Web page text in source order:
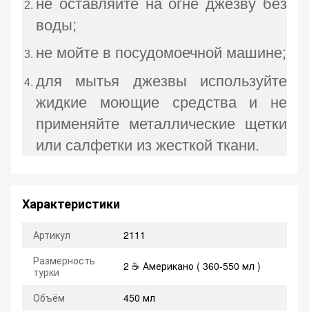
не оставляйте на огне джезву без
воды;
не мойте в посудомоечной машине;
для мытья джезвы используйте
жидкие моющие средства и не
применяйте металлические щетки
или салфетки из жесткой ткани.
Характеристики
Артикул
2111
Размерность
турки
2 ☕ Американо ( 360-550 мл )
Объём
450 мл